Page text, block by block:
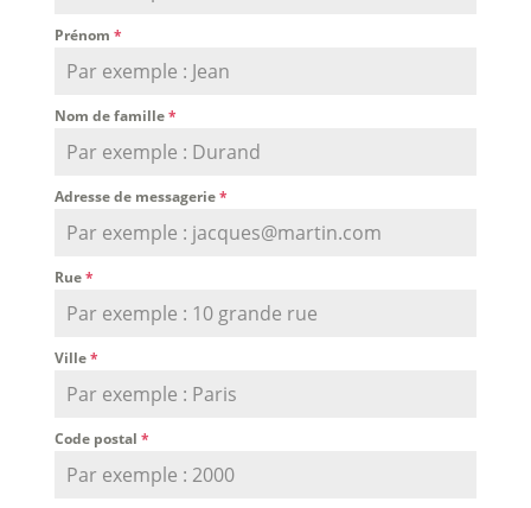
Prénom *
Nom de famille*
Adresse de messagerie*
Rue*
Ville*
Code postal *